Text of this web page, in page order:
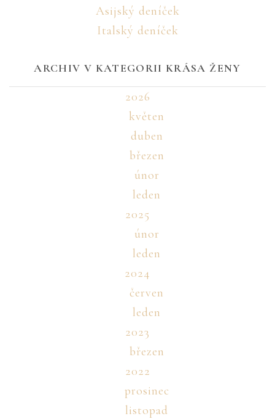
Asijský deníček
Italský deníček
ARCHIV V KATEGORII KRÁSA ŽENY
2026
květen
duben
březen
únor
leden
2025
únor
leden
2024
červen
leden
2023
březen
2022
prosinec
listopad